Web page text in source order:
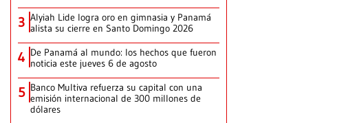
3 Alyiah Lide logra oro en gimnasia y Panamá
alista su cierre en Santo Domingo 2026
4 De Panamá al mundo: los hechos que fueron
noticia este jueves 6 de agosto
5 Banco Multiva refuerza su capital con una
emisión internacional de 300 millones de
dólares